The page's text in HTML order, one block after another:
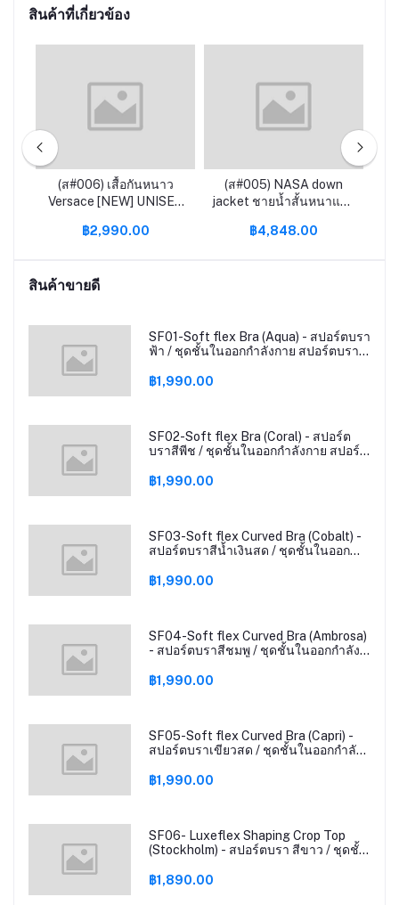
สินค้าที่เกี่ยวข้อง
(ส#006) เสื้อกันหนาว
Versace [NEW] UNISEX
Edition]
฿2,990.00
(ส#005) NASA down
jacket ชายน้ำสั้นหนาแนว
หนาวชายเสื้อเยาวชน
฿4,848.00
สินค้าขายดี
SF01-Soft flex Bra (Aqua) - สปอร์ตบรา
ฟ้า / ชุดชั้นในออกกำลังกาย สปอร์ตบรา
฿1,990.00
SF02-Soft flex Bra (Coral) - สปอร์ต
บราสีพีช / ชุดชั้นในออกกำลังกาย สปอร์ต
฿1,990.00
SF03-Soft flex Curved Bra (Cobalt) -
สปอร์ตบราสีน้ำเงินสด / ชุดชั้นในออก
฿1,990.00
SF04-Soft flex Curved Bra (Ambrosa)
- สปอร์ตบราสีชมพู / ชุดชั้นในออกกำลัง
฿1,990.00
SF05-Soft flex Curved Bra (Capri) -
สปอร์ตบราเขียวสด / ชุดชั้นในออกกำลัง
฿1,990.00
SF06- Luxeflex Shaping Crop Top
(Stockholm) - สปอร์ตบรา สีขาว / ชุดชั้น
฿1,890.00